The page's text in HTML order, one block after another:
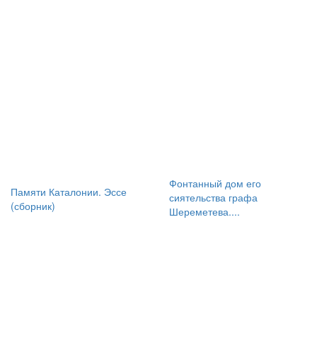
Памяти Каталонии. Эссе
(сборник)
Фонтанный дом его
сиятельства графа
Шереметева....